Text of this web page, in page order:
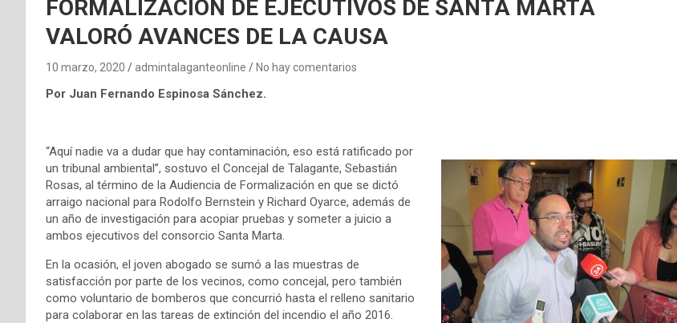
FORMALIZACIÓN DE EJECUTIVOS DE SANTA MARTA
VALORÓ AVANCES DE LA CAUSA
10 marzo, 2020 admintalaganteonline No hay comentarios
Por Juan Fernando Espinosa Sánchez.
“Aquí nadie va a dudar que hay contaminación, eso está ratificado por
un tribunal ambiental”, sostuvo el Concejal de Talagante, Sebastián
Rosas, al término de la Audiencia de Formalización en que se dictó
arraigo nacional para Rodolfo Bernstein y Richard Oyarce, además de
un año de investigación para acopiar pruebas y someter a juicio a
ambos ejecutivos del consorcio Santa Marta.
En la ocasión, el joven abogado se sumó a las muestras de
satisfacción por parte de los vecinos, como concejal, pero también
como voluntario de bomberos que concurrió hasta el relleno sanitario
para colaborar en las tareas de extinción del incendio el año 2016.